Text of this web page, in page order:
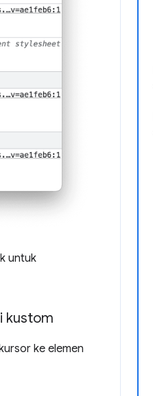
untuk
kustom
ke elemen